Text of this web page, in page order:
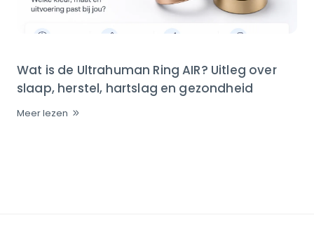
Wat is de Ultrahuman Ring AIR? Uitleg over
slaap, herstel, hartslag en gezondheid
Meer lezen